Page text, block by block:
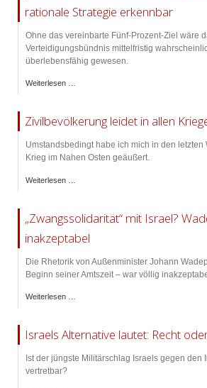
rationale Strategie erkennbar
Ohne das vereinbarte Fünf-Prozent-Ziel wäre
Verteidigungsbündnis mittelfristig
überlebensfähig gewesen.
Weiterlesen …
Zivilbevölkerung leidet in allen
Umstandsbedingt habe ich mich in den letzten
Krieg im Nahen Osten geäußert.
Weiterlesen …
„Zwangssolidarität“ mit Israel?
inakzeptabel
Die Rhetorik von Außenminister Johann
Beginn seiner Amtszeit – war völlig
Weiterlesen …
Israels Alternative lautet: Recht
Ist der jüngste Militärschlag Israels gegen den
vertretbar?